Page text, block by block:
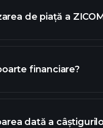
de piață a
lista noastră
financiare?
ZICOM
dată a